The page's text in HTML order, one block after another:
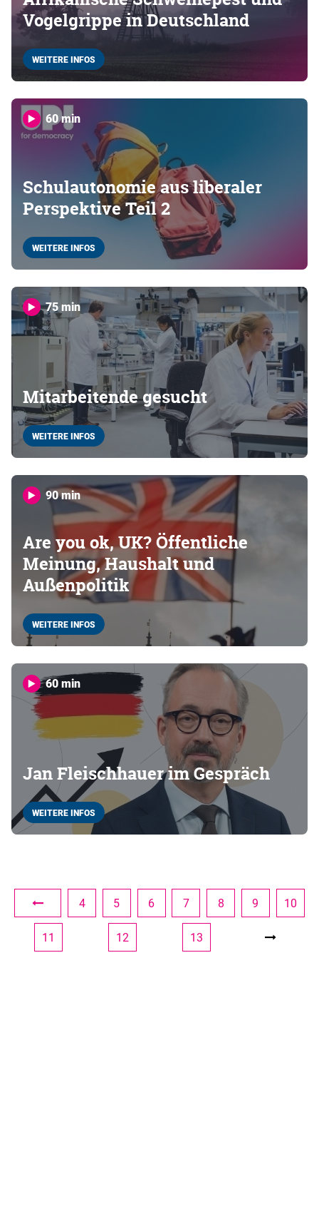
Vogelgrippe in Deutschland
WEITERE INFOS
60 min
Schulautonomie aus liberaler
Perspektive Teil 2
WEITERE INFOS
75 min
Mitarbeitende gesucht
WEITERE INFOS
90 min
Are you ok, UK? Öffentliche
Meinung, Haushalt und
Außenpolitik
WEITERE INFOS
60 min
Jan Fleischhauer im Gespräch
WEITERE INFOS
4 5 6 7 8 9 10
11 12 13